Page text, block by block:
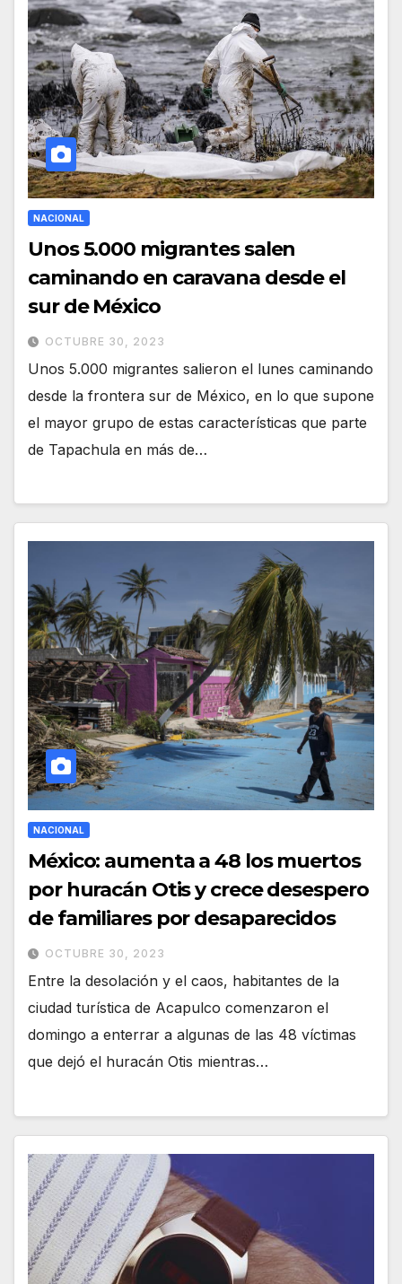
NACIONAL
Unos 5.000 migrantes salen
caminando en caravana desde el
sur de México
OCTUBRE 30, 2023
Unos 5.000 migrantes salieron el lunes caminando
desde la frontera sur de México, en lo que supone
el mayor grupo de estas características que parte
de Tapachula en más de…
NACIONAL
México: aumenta a 48 los muertos
por huracán Otis y crece desespero
de familiares por desaparecidos
OCTUBRE 30, 2023
Entre la desolación y el caos, habitantes de la
ciudad turística de Acapulco comenzaron el
domingo a enterrar a algunas de las 48 víctimas
que dejó el huracán Otis mientras…